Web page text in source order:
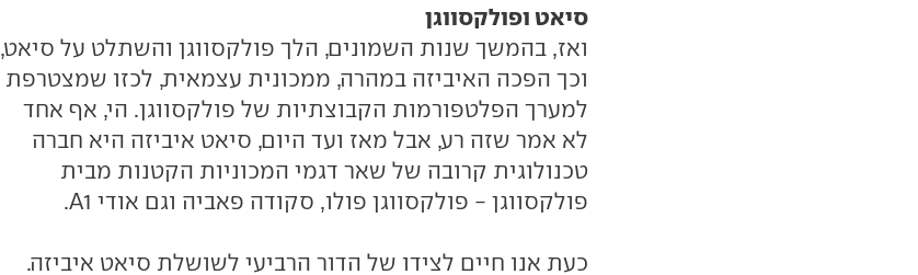
סיאט ופולקסווגן
ואז, בהמשך שנות השמונים, הלך פולקסווגן והשתלט על סיאט,
וכך הפכה האיביזה במהרה, ממכונית עצמאית, לכזו שמצטרפת
למערך הפלטפורמות הקבוצתיות של פולקסווגן. הי, אף אחד
לא אמר שזה רע, אבל מאז ועד היום, סיאט איביזה היא חברה
טכנולוגית קרובה של שאר דגמי המכוניות הקטנות מבית
פולקסווגן - פולקסווגן פולו, סקודה פאביה וגם אודי A1.
כעת אנו חיים לצידו של הדור הרביעי לשושלת סיאט איביזה.